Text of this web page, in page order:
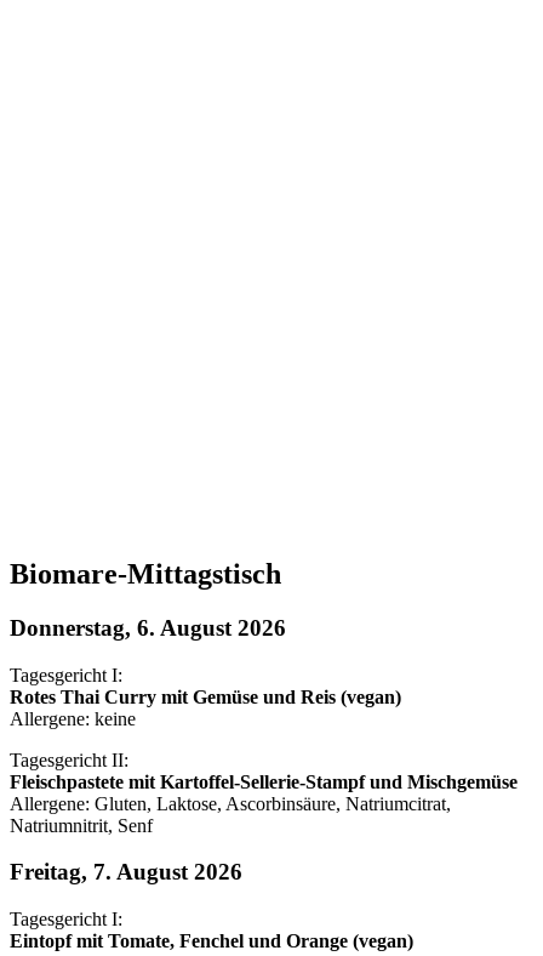
Biomare-Mittagstisch
Donnerstag, 6. August 2026
Tagesgericht I:
Rotes Thai Curry mit Gemüse und Reis (vegan)
Allergene: keine
Tagesgericht II:
Fleischpastete mit Kartoffel-Sellerie-Stampf und Mischgemüse
Allergene: Gluten, Laktose, Ascorbinsäure, Natriumcitrat,
Natriumnitrit, Senf
Freitag, 7. August 2026
Tagesgericht I:
Eintopf mit Tomate, Fenchel und Orange (vegan)